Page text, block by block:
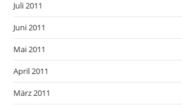
Juli 2011
Juni 2011
Mai 2011
April 2011
März 2011